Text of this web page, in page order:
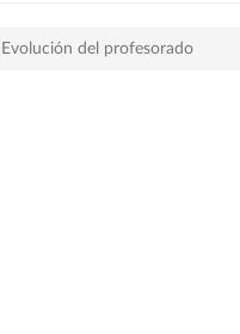
Evolución del profesorado